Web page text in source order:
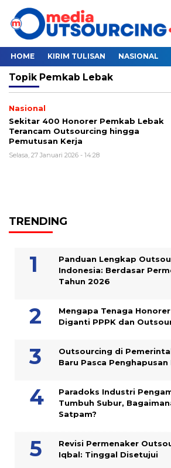
HOME KIRIM TULISAN NASIONAL
Topik Pemkab Lebak
Nasional
Sekitar 400 Honorer Pemkab Lebak
Terancam Outsourcing hingga
Pemutusan Kerja
Selasa, 27 Januari 2026 - 14:28
TRENDING
Panduan Lengkap
Indonesia: Berdasar
Tahun 2026
Mengapa Tenaga
Diganti PPPK dan
Outsourcing di
Baru Pasca
Paradoks Industri
Tumbuh Subur,
Satpam?
Revisi Permenaker
Iqbal: Tinggal Disetujui